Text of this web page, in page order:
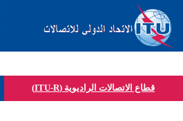
قطاع الاتصالات الراديوية (ITU-R)